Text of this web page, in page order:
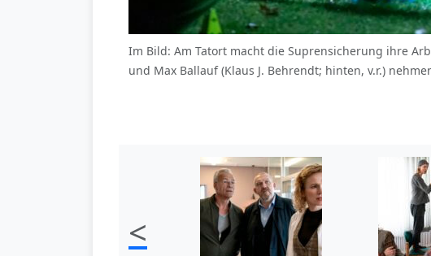
Im Bild: Am Tatort macht die Suprensicherung ihre
und Max Ballauf (Klaus J. Behrendt; hinten, v.r.)
<